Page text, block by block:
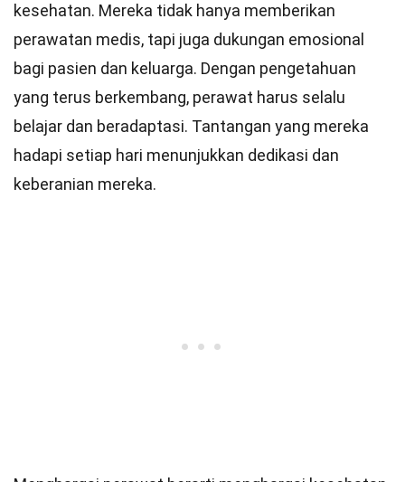
kesehatan. Mereka tidak hanya memberikan
perawatan medis, tapi juga dukungan emosional
bagi pasien dan keluarga. Dengan pengetahuan
yang terus berkembang, perawat harus selalu
belajar dan beradaptasi. Tantangan yang mereka
hadapi setiap hari menunjukkan dedikasi dan
keberanian mereka.